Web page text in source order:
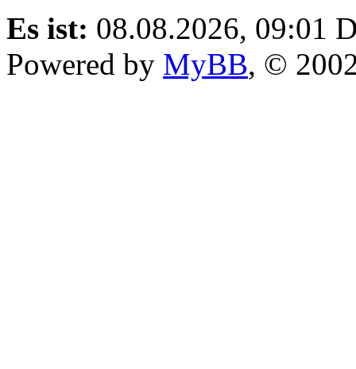
Es ist: 08.08.2026, 09:01
Powered by MyBB, ©